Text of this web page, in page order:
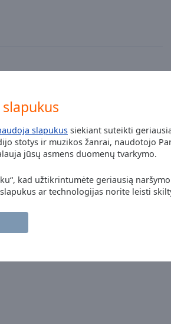
slapukus siekiant suteikti
stotys ir muzikos žanrai, naudotojo
jūsų asmens duomenų tvarkymo.
kad užtikrintumėte geriausią
ar technologijas norite leisti